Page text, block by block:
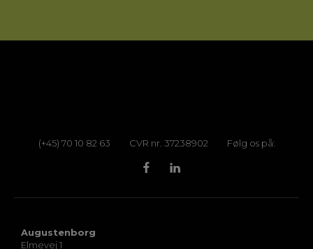
(+45) 70 10 82 63 CVR nr. 37238902 Følg os på:
Augustenborg
Elmevej 1